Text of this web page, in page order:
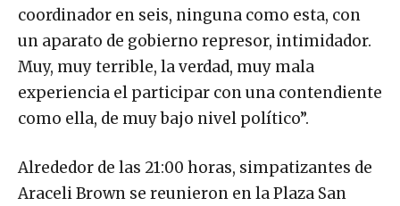
coordinador en seis, ninguna como esta, con
un aparato de gobierno represor, intimidador.
Muy, muy terrible, la verdad, muy mala
experiencia el participar con una contendiente
como ella, de muy bajo nivel político”.
Alrededor de las 21:00 horas, simpatizantes de
Araceli Brown se reunieron en la Plaza San